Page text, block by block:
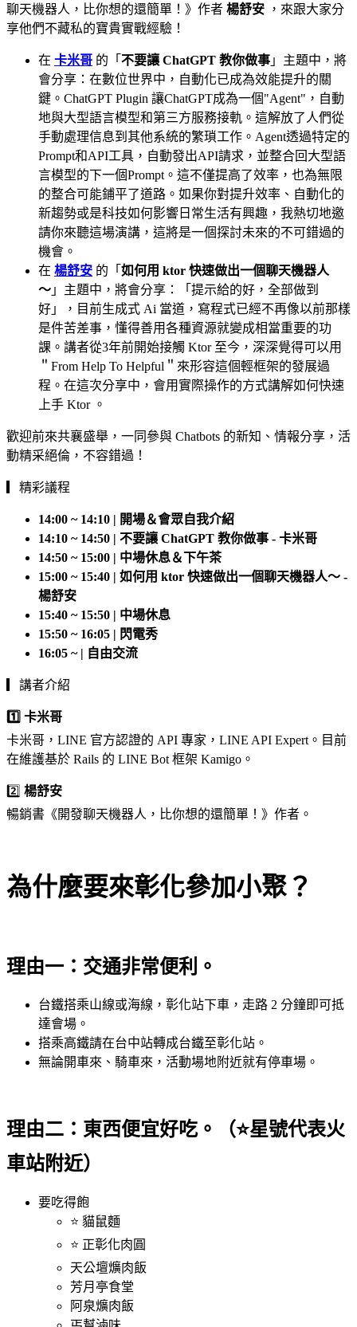
聊天機器人，比你想的還簡單！》作者 楊舒安 ，來跟大家分
享他們不藏私的寶貴實戰經驗！
在 卡米哥 的「 不要讓 ChatGPT 教你做事 」主題中，將
會分享：在數位世界中，自動化已成為效能提升的關
鍵。ChatGPT Plugin 讓ChatGPT成為一個"Agent"，自動
地與大型語言模型和第三方服務接軌。這解放了人們從
手動處理信息到其他系統的繁瑣工作。Agent透過特定的
Prompt和API工具，自動發出API請求，並整合回大型語
言模型的下一個Prompt。這不僅提高了效率，也為無限
的整合可能鋪平了道路。如果你對提升效率、自動化的
新趨勢或是科技如何影響日常生活有興趣，我熱切地邀
請你來聽這場演講，這將是一個探討未來的不可錯過的
機會。
在 楊舒安 的「 如何用 ktor 快速做出一個聊天機器人
～ 」主題中，將會分享：「提示給的好，全部做到
好」，目前生成式 Ai 當道，寫程式已經不再像以前那樣
是件苦差事，懂得善用各種資源就變成相當重要的功
課。講者從3年前開始接觸 Ktor 至今，深深覺得可以用
＂From Help To Helpful＂來形容這個輕框架的發展過
程。在這次分享中，會用實際操作的方式講解如何快速
上手 Ktor 。
歡迎前來共襄盛舉，一同參與 Chatbots 的新知、情報分享，活
動精采絕倫，不容錯過！
▎精彩議程
14:00 ~ 14:10 | 開場＆會眾自我介紹
14:10 ~ 14:50 | 不要讓 ChatGPT 教你做事 - 卡米哥
14:50 ~ 15:00 | 中場休息＆下午茶
15:00 ~ 15:40 | 如何用 ktor 快速做出一個聊天機器人～ -
楊舒安
15:40 ~ 15:50 | 中場休息
15:50 ~ 16:05 | 閃電秀
16:05 ~ | 自由交流
▎講者介紹
1️⃣ 卡米哥
卡米哥，LINE 官方認證的 API 專家，LINE API Expert。目前
在維護基於 Rails 的 LINE Bot 框架 Kamigo。
2️⃣ 楊舒安
暢銷書《開發聊天機器人，比你想的還簡單！》作者。
為什麼要來彰化參加小聚？
理由一：交通非常便利。
台鐵搭乘山線或海線，彰化站下車，走路 2 分鐘即可抵
達會場。
搭乘高鐵請在台中站轉成台鐵至彰化站。
無論開車來、騎車來，活動場地附近就有停車場。
理由二：東西便宜好吃。（⭐星號代表火
車站附近）
要吃得飽
⭐ 貓鼠麵
⭐ 正彰化肉圓
天公壇爌肉飯
芳月亭食堂
阿泉爌肉飯